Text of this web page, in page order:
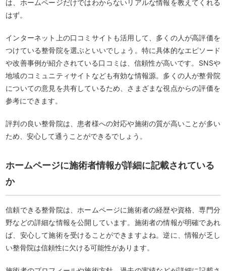
は、ホームページだけではわからないリアルな情報を教えてくれる
はず。
インターネット上の口コミサイトも活用して、多くの人が高評価を
つけている整骨院を選ぶといいでしょう。特に具体的なエピソード
や改善事例が紹介されている口コミは、信頼性が高いです。SNSや
地域のコミュニティサイトなども有効な情報源。多くの人が整骨院
についての意見を共有しているため、さまざまな視点からの評価を
参考にできます。
評判の良い整骨院は、患者様への対応や施術の質が高いことが多い
ため、安心して通うことができるでしょう。
ホームページに施術者情報が詳細に記載されている
か
信頼できる整骨院は、ホームページに施術者の経歴や資格、専門分
野などの詳細な情報を公開しています。施術者の情報が明確であれ
ば、安心して施術を受けることができますよね。逆に、情報が乏し
い整骨院は信頼性に欠ける可能性があります。